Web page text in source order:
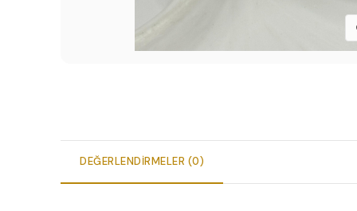
DEĞERLENDIRMELER (0)